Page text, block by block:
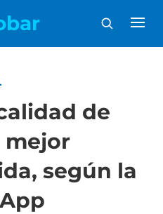
de
mejor
según la